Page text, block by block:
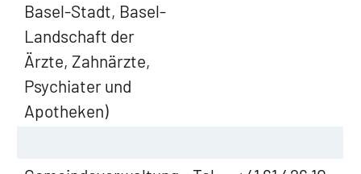
Basel-Stadt, Basel-
Landschaft der
Ärzte, Zahnärzte,
Psychiater und
Apotheken)